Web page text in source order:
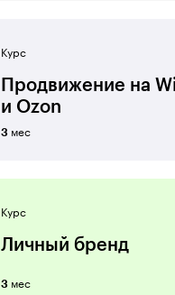
Курс
Продвижение на
и Ozon
3 мес
Курс
Личный бренд
3 мес